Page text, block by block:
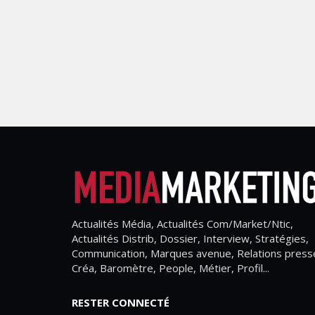
Actualités Média, Actualités Com/Market/Ntic,
Actualités Distrib, Dossier, Interview, Stratégies,
Communication, Marques avenue, Relations
Créa, Baromètre, People, Métier, Profil...
RESTER CONNECTÉ